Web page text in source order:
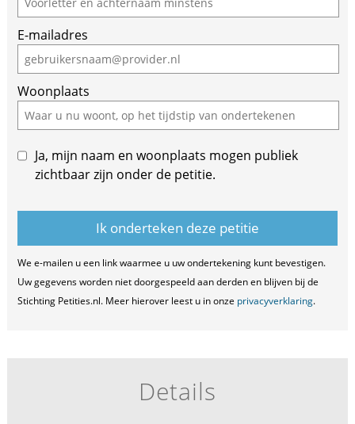
E-mailadres
Woonplaats
Ja, mijn naam en woonplaats mogen publiek
zichtbaar zijn onder de petitie.
We e-mailen u een link waarmee u uw ondertekening kunt bevestigen.
Uw gegevens worden niet doorgespeeld aan derden en blijven bij de
Stichting Petities.nl. Meer hierover leest u in onze privacyverklaring.
Details